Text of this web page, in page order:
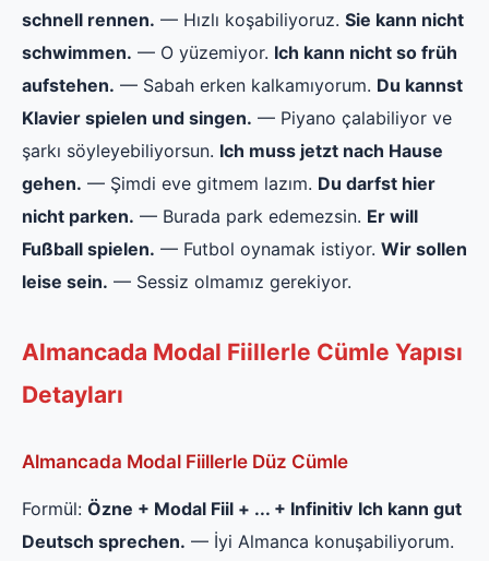
schnell rennen. — Hızlı koşabiliyoruz. Sie kann nicht
schwimmen. — O yüzemiyor. Ich kann nicht so früh
aufstehen. — Sabah erken kalkamıyorum. Du kannst
Klavier spielen und singen. — Piyano çalabiliyor ve
şarkı söyleyebiliyorsun. Ich muss jetzt nach Hause
gehen. — Şimdi eve gitmem lazım. Du darfst hier
nicht parken. — Burada park edemezsin. Er will
Fußball spielen. — Futbol oynamak istiyor. Wir sollen
leise sein. — Sessiz olmamız gerekiyor.
Almancada Modal Fiillerle Cümle Yapısı
Detayları
Almancada Modal Fiillerle Düz Cümle
Formül: Özne + Modal Fiil + ... + Infinitiv Ich kann gut
Deutsch sprechen. — İyi Almanca konuşabiliyorum.